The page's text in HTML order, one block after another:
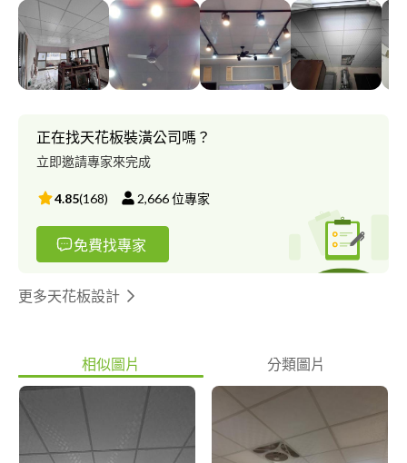
隔間（乾式、溼式、管道隔間）、 水電工程、鐵皮屋、油漆工
程、塑膠地板、踢腳板、房屋修繕大小工程統包、建築廢棄物處
理。 油漆工程： 居家綠建材油漆、 新木作裝潢噴漆、 外牆防水隔
熱漆、 輕隔間批土刷漆、 鐵皮防鏽彩鋼漆、 舊屋翻新彩妝漆
正在找天花板裝潢公司嗎？
立即邀請專家來完成
4.85(168) 2,666位專家
免費找專家
更多天花板設計
相似圖片 分類圖片